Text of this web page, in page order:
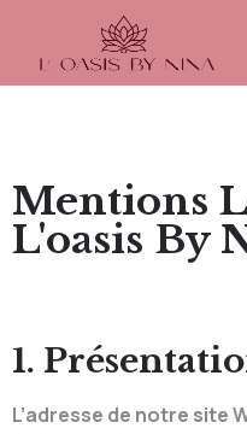
Mentions
L'oasis By
1.
L’adresse de notre site